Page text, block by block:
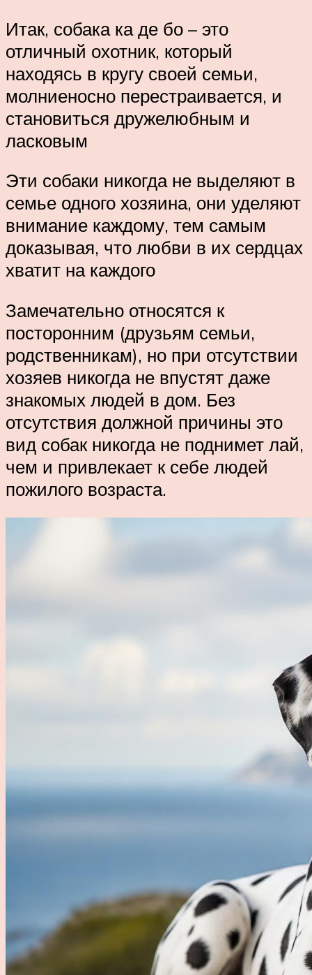
Итак, собака ка де бо – это
отличный охотник, который
находясь в кругу своей семьи,
молниеносно перестраивается, и
становиться дружелюбным и
ласковым
Эти собаки никогда не выделяют в
семье одного хозяина, они уделяют
внимание каждому, тем самым
доказывая, что любви в их сердцах
хватит на каждого
Замечательно относятся к
посторонним (друзьям семьи,
родственникам), но при отсутствии
хозяев никогда не впустят даже
знакомых людей в дом. Без
отсутствия должной причины это
вид собак никогда не поднимет лай,
чем и привлекает к себе людей
пожилого возраста.